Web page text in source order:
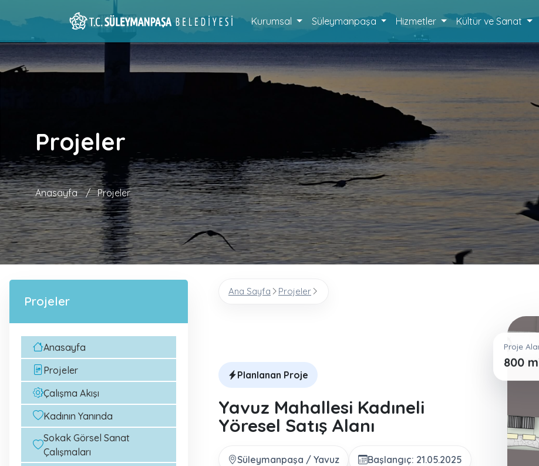
Kurumsal Süleymanpaşa Hizmetler Kültür ve Sanat
Projeler
Anasayfa / Projeler
Projeler
Anasayfa
Projeler
Çalışma Akışı
Kadının Yanında
Sokak Görsel Sanat
Çalışmaları
Ana Sayfa Projeler
Planlanan Proje
Yavuz Mahallesi Kadıneli
Yöresel Satış Alanı
Süleymanpaşa / Yavuz Başlangıç: 21.05.2025
Proje
800